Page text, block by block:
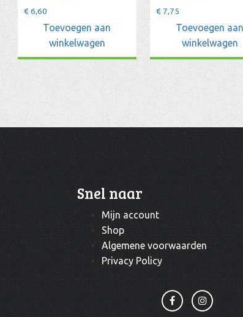
€6,60
Toevoegen aan
winkelwagen
€ 7,75
Toevoegen aan
winkelwagen
Snel naar
Mijn account
Shop
Algemene voorwaarden
Privacy Policy